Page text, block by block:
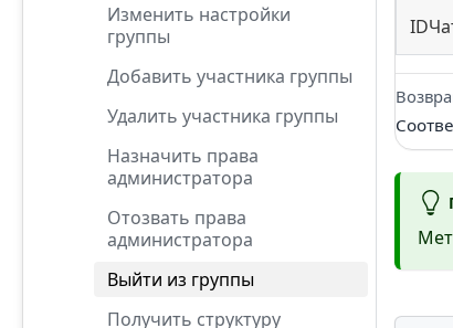
Изменить настройки
группы
Добавить участника группы
Удалить участника группы
Назначить права
администратора
Отозвать права
администратора
Выйти из группы
Получить структуру